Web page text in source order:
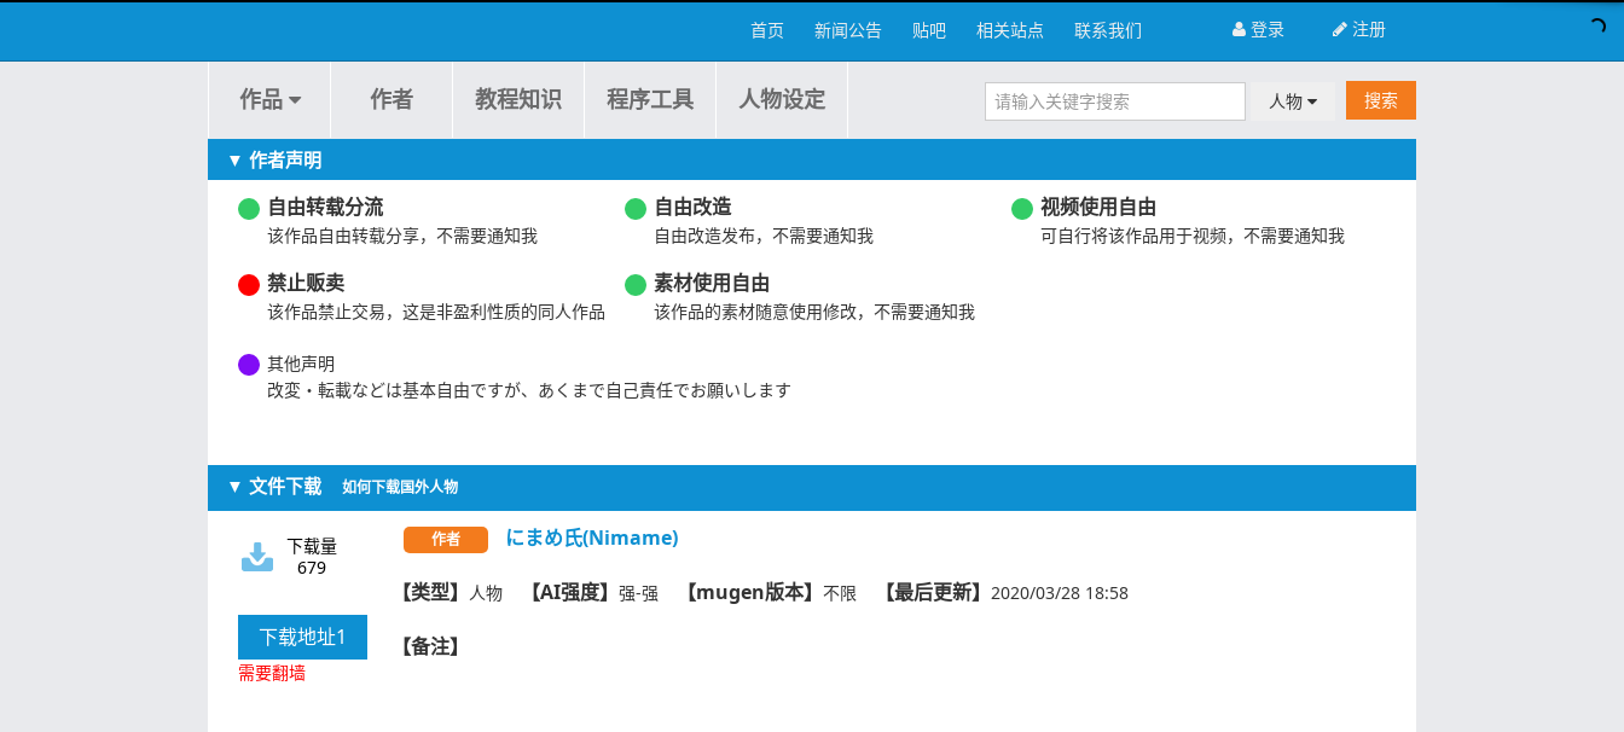
注册
登录
首页 新闻公告 贴吧 相关站点 联系我们
作品 作者 教程知识 程序工具 人物设定 人物 搜索
▼ 作者声明
自由转载分流
该作品自由转载分享，不需要通知我
自由改造
自由改造发布，不需要通知我
视频使用自由
可自行将该作品用于视频，不需要通知我
禁止贩卖
该作品禁止交易，这是非盈利性质的同人作品
素材使用自由
该作品的素材随意使用修改，不需要通知我
其他声明
改変・転載などは基本自由ですが、あくまで自己責任でお願いします
▼ 文件下载 如何下载国外人物
下载量
679
下载地址1
需要翻墙
作者 にまめ氏(Nimame)
【类型】 人物 【AI强度】 强-强 【mugen版本】 不限 【最后更新】 2020/03/28 18:58
【备注】